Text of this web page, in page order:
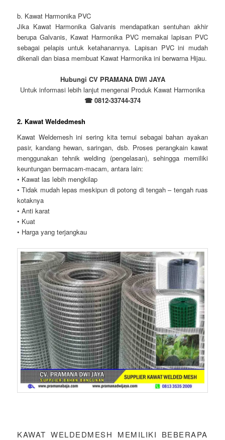
b. Kawat Harmonika PVC
Jika Kawat Harmonika Galvanis mendapatkan sentuhan akhir
berupa Galvanis, Kawat Harmonika PVC memakai lapisan PVC
sebagai pelapis untuk ketahanannya. Lapisan PVC ini mudah
dikenali dan biasa membuat Kawat Harmonika ini berwarna Hijau.
Hubungi CV PRAMANA DWI JAYA
Untuk informasi lebih lanjut mengenai Produk Kawat Harmonika
☎ 0812-33744-374
2. Kawat Weldedmesh
Kawat Weldemesh ini sering kita temui sebagai bahan ayakan
pasir, kandang hewan, saringan, dsb. Proses perangkain kawat
menggunakan tehnik welding (pengelasan), sehingga memiliki
keuntungan bermacam-macam, antara lain:
• Kawat las lebih mengkilap
• Tidak mudah lepas meskipun di potong di tengah – tengah ruas
kotaknya
• Anti karat
• Kuat
• Harga yang terjangkau
KAWAT WELDEDMESH MEMILIKI BEBERAPA